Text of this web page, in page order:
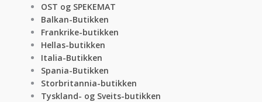
OST og SPEKEMAT
Balkan-Butikken
Frankrike-butikken
Hellas-butikken
Italia-Butikken
Spania-Butikken
Storbritannia-butikken
Tyskland- og Sveits-butikken